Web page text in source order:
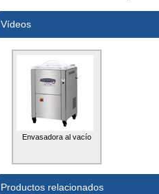
Vídeos
Envasadora al vacío
Productos relacionados